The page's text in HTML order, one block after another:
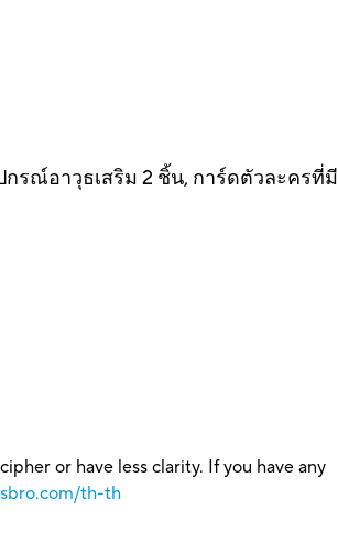
กรณ์อาวุธเสริม 2 ชิ้น, การ์ดตัวละครที่มี
or have less clarity. If you have any
th-th